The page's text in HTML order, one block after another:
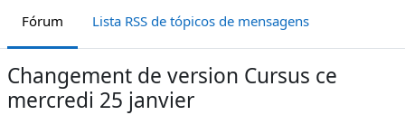
Fórum Lista RSS de tópicos de mensagens
Changement de version Cursus ce
mercredi 25 janvier